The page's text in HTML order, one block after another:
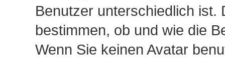
Benutzer unterschiedlich ist.
bestimmen, ob und wie die
Wenn Sie keinen Avatar